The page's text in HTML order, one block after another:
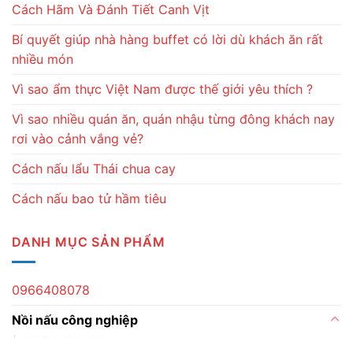
Cách Hãm Và Đánh Tiết Canh Vịt
Bí quyết giúp nhà hàng buffet có lời dù khách ăn rất
nhiều món
Vì sao ẩm thực Việt Nam được thế giới yêu thích ?
Vì sao nhiều quán ăn, quán nhậu từng đông khách nay
rơi vào cảnh vắng vẻ?
Cách nấu lẩu Thái chua cay
Cách nấu bao tử hầm tiêu
DANH MỤC SẢN PHẨM
0966408078
Nồi nấu công nghiệp